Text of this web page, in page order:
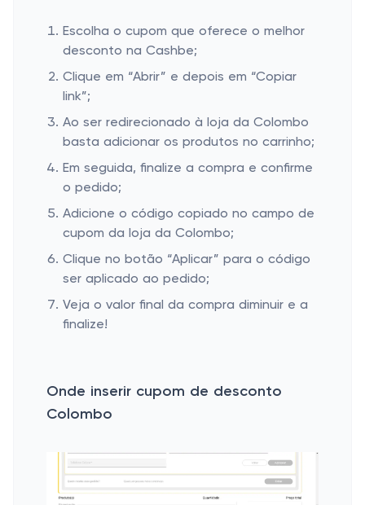
Escolha o cupom que oferece o melhor
desconto na Cashbe;
Clique em “Abrir” e depois em “Copiar
link”;
Ao ser redirecionado à loja da Colombo
basta adicionar os produtos no carrinho;
Em seguida, finalize a compra e confirme
o pedido;
Adicione o código copiado no campo de
cupom da loja da Colombo;
Clique no botão “Aplicar” para o código
ser aplicado ao pedido;
Veja o valor final da compra diminuir e a
finalize!
Onde inserir cupom de desconto
Colombo